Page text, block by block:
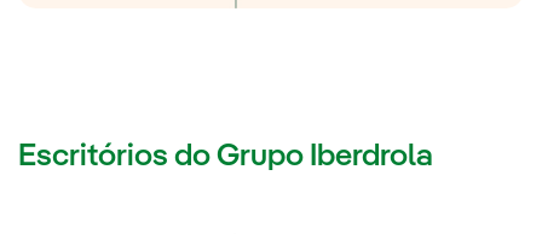
Escritórios do Grupo Iberdrola